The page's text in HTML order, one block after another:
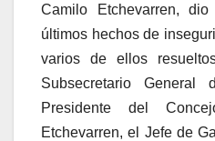
Camilo Etchevarren,
últimos hechos de
varios de ellos
Subsecretario
Presidente del
Etchevarren, el Jefe de